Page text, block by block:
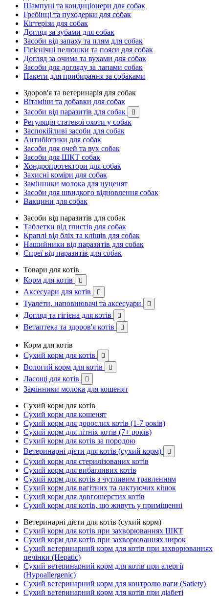
Шампуні та кондиціонери для собак
Гребінці та пуходерки для собак
Кігтерізи для собак
Догляд за зубами для собак
Засоби від запаху та плям для собак
Гігієнічні пелюшки та пояси для собак
Догляд за очима та вухами для собак
Засоби для догляду за лапами собак
Пакети для прибирання за собаками
Здоров'я та ветеринарія для собак
Вітаміни та добавки для собак
Засоби від паразитів для собак

Регуляція статевої охоти у собак
Заспокійливі засоби для собак
Антибіотики для собак
Засоби для очей та вух собак
Засоби для ШКТ собак
Хондропротектори для собак
Захисні коміри для собак
Замінники молока для цуценят
Засоби для швидкого відновлення собак
Вакцини для собак
Засоби від паразитів для собак
Таблетки від глистів для собак
Краплі від бліх та кліщів для собак
Нашийники від паразитів для собак
Спреї від паразитів для собак
Товари для котів
Корм для котів

Аксесуари для котів 
Туалети, наповнювачі та аксесуари 
Догляд та гігієна для котів 
Ветаптека та здоров'я котів 
Корм для котів
Сухий корм для котів

Вологий корм для котів 
Ласощі для котів 
Замінники молока для кошенят
Сухий корм для котів
Сухий корм для кошенят
Сухий корм для дорослих котів (1-7 років)
Сухий корм для літніх котів (7+ років)
Сухий корм для котів за породою
Ветеринарні дієти для котів (сухий корм)

Сухий корм для стерилізованих котів
Сухий корм для вибагливих котів
Сухий корм для котів з чутливим травленням
Сухий корм для вагітних та лактуючих кішок
Сухий корм для довгошерстих котів
Сухий корм для котів, що живуть у приміщенні
Ветеринарні дієти для котів (сухий корм)
Сухий корм для котів при захворюваннях ШКТ
Сухий корм для котів при захворюваннях нирок
Сухий ветеринарний корм для котів при захворюваннях
печінки (Hepatic)
Сухий ветеринарний корм для котів при алергії
(Hypoallergenic)
Сухий ветеринарний корм для контролю ваги (Satiety)
Сухий ветеринарний корм для котів при діабеті